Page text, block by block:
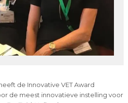
de Innovative VET Award
de meest innovatieve instelling voor